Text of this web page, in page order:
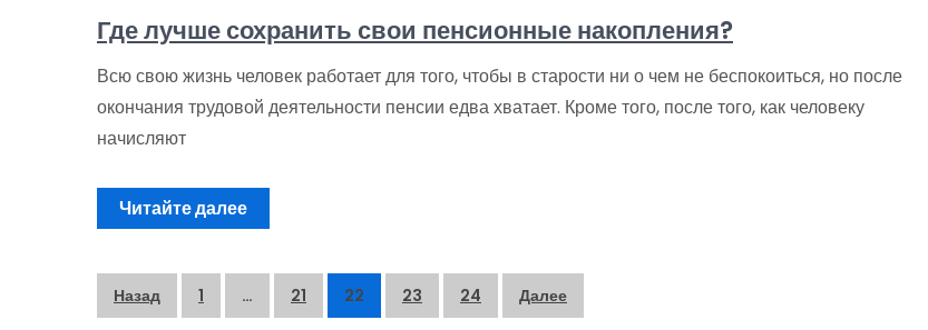
Где лучше сохранить свои пенсионные накопления?
Всю свою жизнь человек работает для того, чтобы в старости ни о чем не беспокоиться, но после
окончания трудовой деятельности пенсии едва хватает. Кроме того, после того, как человеку
начисляют
Читайте далее
Пагинация
Назад 1 … 21 22 23 24 Далее